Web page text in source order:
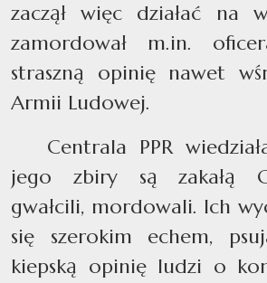
zaczął więc działać na
zamordował m.in.
straszną opinię nawet
Armii Ludowej.
Centrala PPR
jego zbiry są zakałą
gwałcili, mordowali. Ich
się szerokim echem,
kiepską opinię ludzi o